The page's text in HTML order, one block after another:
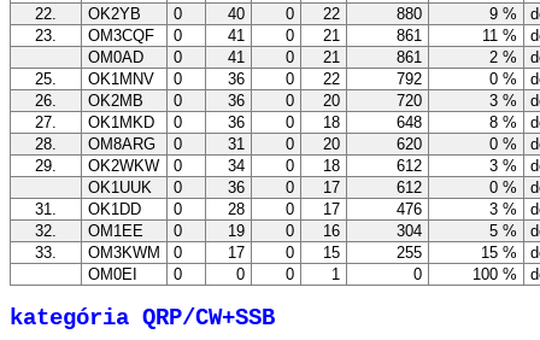
22.
OK2YB 0 40 0 22 880 9 %
23.
OM3CQF 0 41 0 21 861 11 %
OM0AD
0 41 0 21 861 2 %
25.
OK1MNV 0 36 0 22 792 0 %
26.
OK2MB 0 36 0 20 720 3 %
27.
OK1MKD 0 36 0 18 648 8 %
28.
OM8ARG 0 31 0 20 620 0 %
29.
OK2WKW 0 34 0 18 612 3 %
OK1UUK
0 36 0 17 612 0 %
31.
OK1DD 0 28 0 17 476 3 %
32.
OM1EE 0 19 0 16 304 5 %
33.
OM3KWM 0 17 0 15 255 15 %
OM0EI
0 0 0 1 0 100 %
kategória QRP/CW+SSB